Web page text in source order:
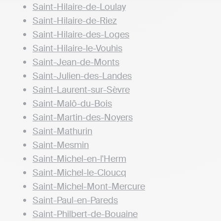
Saint-Hilaire-de-Loulay
Saint-Hilaire-de-Riez
Saint-Hilaire-des-Loges
Saint-Hilaire-le-Vouhis
Saint-Jean-de-Monts
Saint-Julien-des-Landes
Saint-Laurent-sur-Sèvre
Saint-Malô-du-Bois
Saint-Martin-des-Noyers
Saint-Mathurin
Saint-Mesmin
Saint-Michel-en-l'Herm
Saint-Michel-le-Cloucq
Saint-Michel-Mont-Mercure
Saint-Paul-en-Pareds
Saint-Philbert-de-Bouaine